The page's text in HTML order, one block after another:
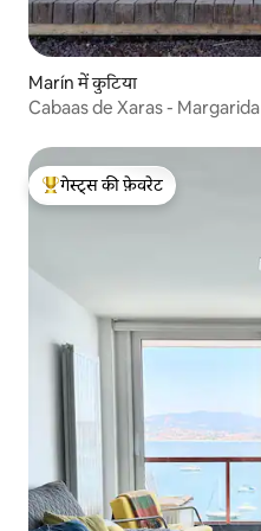
Marín में कुटिया
Cabaas de Xaras - Margarida
गेस्ट्स का टॉप फ़ेवरेट
गेस्ट्स की फ़ेवरेट